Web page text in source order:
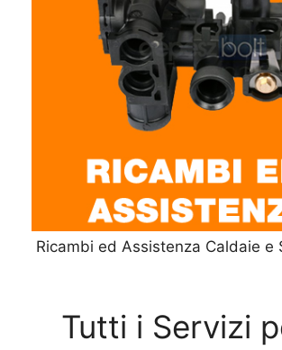
Ricambi ed Assistenza Caldaie e
Tutti i Servizi